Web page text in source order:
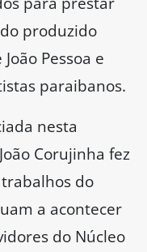
produzido
Pessoa e
paraibanos.
nesta
Corujinha fez
do
a acontecer
do Núcleo